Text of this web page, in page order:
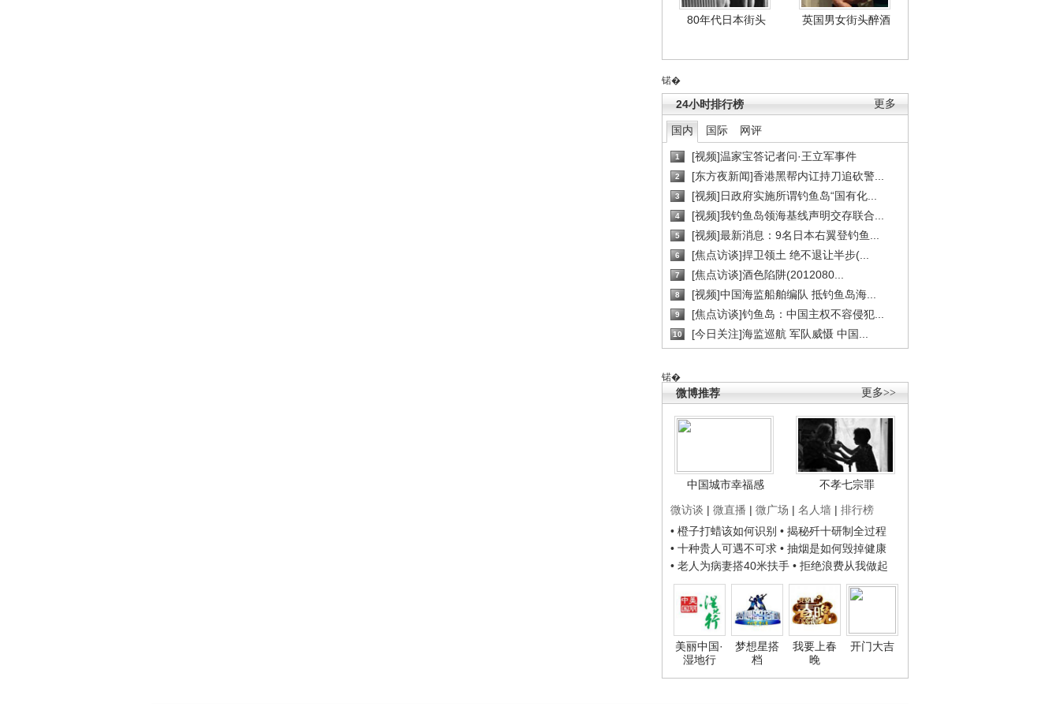
80年代日本街头 英国男女街头醉酒
锘�
更多
24小时排行榜
国内 国际 网评
1 [视频]温家宝答记者问·王立军事件
2 [东方夜新闻]香港黑帮内讧持刀追砍警...
3 [视频]日政府实施所谓钓鱼岛“国有化...
4 [视频]我钓鱼岛领海基线声明交存联合...
5 [视频]最新消息：9名日本右翼登钓鱼...
6 [焦点访谈]捍卫领土 绝不退让半步(...
7 [焦点访谈]酒色陷阱(2012080...
8 [视频]中国海监船舶编队 抵钓鱼岛海...
9 [焦点访谈]钓鱼岛：中国主权不容侵犯...
10 [今日关注]海监巡航 军队威慑 中国...
锘�
更多>>
微博推荐
中国城市幸福感
不孝七宗罪
微访谈 | 微直播 | 微广场 | 名人墙 | 排行榜
• 橙子打蜡该如何识别 • 揭秘歼十研制全过程
• 十种贵人可遇不可求 • 抽烟是如何毁掉健康
• 老人为病妻搭40米扶手 • 拒绝浪费从我做起
美丽中国·
湿地行
梦想星搭
档
我要上春
晚
开门大吉